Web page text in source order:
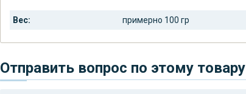
Вес: примерно 100 гр
Отправить вопрос по этому товару